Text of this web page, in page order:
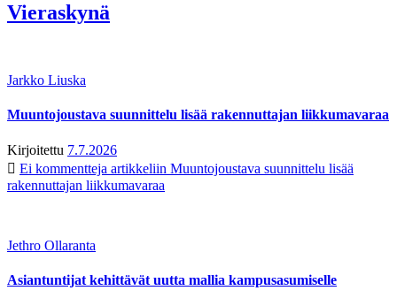
Vieraskynä
Jarkko Liuska
Muuntojoustava suunnittelu lisää rakennuttajan liikkumavaraa
Kirjoitettu 7.7.2026
Ei kommentteja artikkeliin Muuntojoustava suunnittelu lisää
rakennuttajan liikkumavaraa
Jethro Ollaranta
Asiantuntijat kehittävät uutta mallia kampusasumiselle